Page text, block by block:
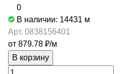
0
В наличии: 14431 м
Арт. 0838156401
от 879.78 ₽/м
В корзину